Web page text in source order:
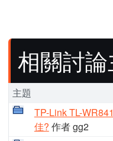
相關討
主題
TP-Link TL-
佳? 作者 gg2